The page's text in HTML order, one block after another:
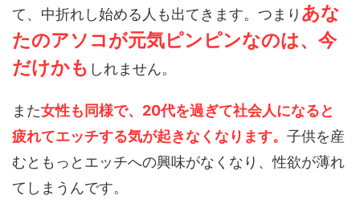
て、中折れし始める人も出てきます。つまり あな
たのアソコが元気ピンピンなのは、今
だけかも しれません。
また女性も同様で、20代を過ぎて社会人になると
疲れてエッチする気が起きなくなります。 子供を産
むともっとエッチへの興味がなくなり、性欲が薄れ
てしまうんです。